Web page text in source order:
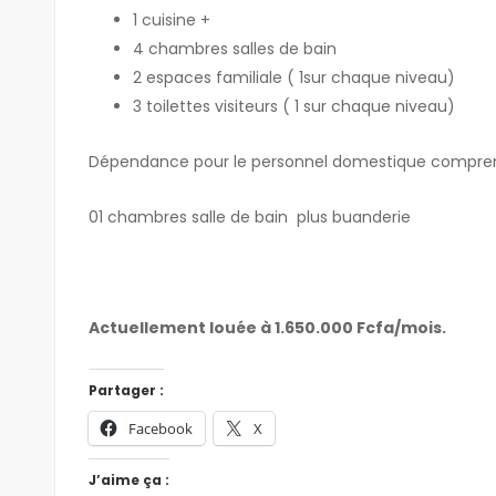
1 cuisine +
4 chambres salles de bain
2 espaces familiale ( 1sur chaque niveau)
3 toilettes visiteurs ( 1 sur chaque niveau)
Dépendance pour le personnel domestique
01 chambres salle de bain plus buanderie
Actuellement louée à 1.650.000 Fcfa/mois.
Partager :
Facebook X
J’aime ça :